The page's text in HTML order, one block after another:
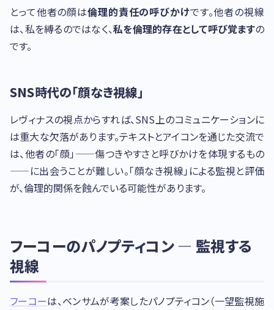
とって他者の顔は倫理的責任の呼びかけです。他者の視線
は、私を縛るのではなく、私を倫理的存在として呼び覚ますの
です。
SNS時代の「顔なき視線」
レヴィナスの視点からすれば、SNS上のコミュニケーションに
は重大な欠落があります。テキストとアイコンを通じた交流で
は、他者の「顔」——傷つきやすさと呼びかけを体現するもの
——に出会うことが難しい。「顔なき視線」による監視と評価
が、倫理的関係を蝕んでいる可能性があります。
フーコーのパノプティコン — 監視する
視線
フーコーは、ベンサムが考案したパノプティコン（一望監視施